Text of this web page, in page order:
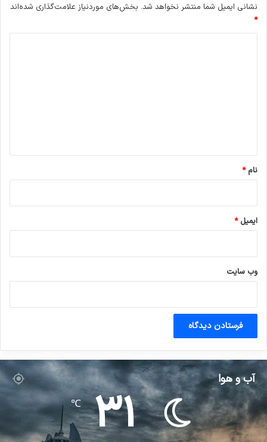
نشانی ایمیل شما منتشر نخواهد شد. بخش‌های موردنیاز علامت‌گذاری شده‌اند
*
نام*
ایمیل*
وب‌ سایت
آب و هوا
31
℃